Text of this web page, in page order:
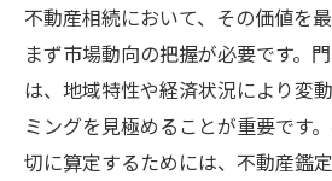
不動産相続に必要な知識を蓄
相続に関する基本事項を
最新情報を収集し知識を
トラブルを未然に防ぐた
不動産相続において、その価値を
まず市場動向の把握が必要です。
は、地域特性や経済状況により変
ミングを見極めることが重要です
切に算定するためには、不動産鑑